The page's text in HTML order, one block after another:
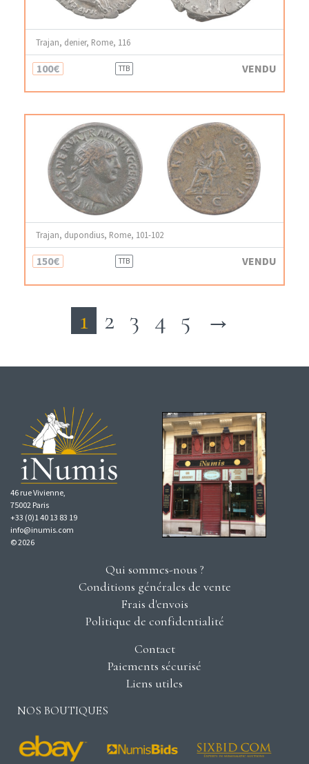
Trajan, denier, Rome, 116
100€ TTB VENDU
Trajan, dupondius, Rome, 101-102
150€ TTB VENDU
1 2 3 4 5 →
46 rue Vivienne,
75002 Paris
+33 (0)1 40 13 83 19
info@inumis.com
© 2026
Qui sommes-nous ?
Conditions générales de vente
Frais d'envois
Politique de confidentialité
Contact
Paiements sécurisé
Liens utiles
NOS BOUTIQUES